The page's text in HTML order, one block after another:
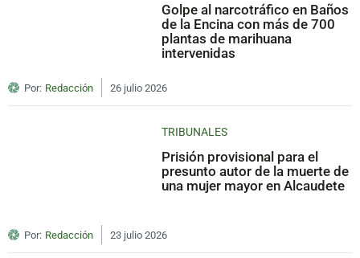
Golpe al narcotráfico en Baños
de la Encina con más de 700
plantas de marihuana
intervenidas
Por: Redacción 26 julio 2026
TRIBUNALES
Prisión provisional para el
presunto autor de la muerte de
una mujer mayor en Alcaudete
Por: Redacción 23 julio 2026